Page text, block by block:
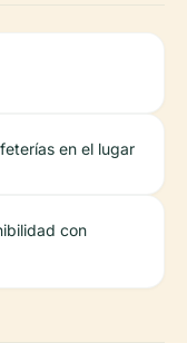
en el lugar
con